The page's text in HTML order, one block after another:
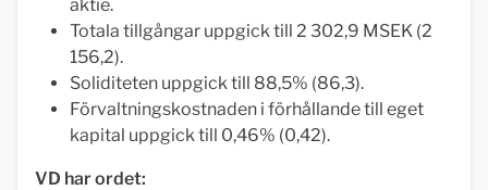
aktie.
Totala tillgångar uppgick till 2 302,9 MSEK (2
156,2).
Soliditeten uppgick till 88,5% (86,3).
Förvaltningskostnaden i förhållande till eget
kapital uppgick till 0,46% (0,42).
VD har ordet: